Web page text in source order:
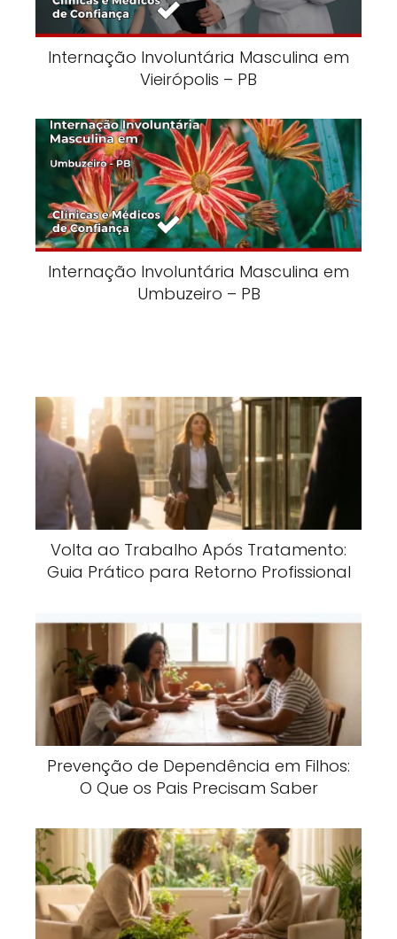
Internação Involuntária Masculina em
Vieirópolis – PB
Internação Involuntária Masculina em
Umbuzeiro – PB
Volta ao Trabalho Após Tratamento:
Guia Prático para Retorno Profissional
Prevenção de Dependência em Filhos:
O Que os Pais Precisam Saber